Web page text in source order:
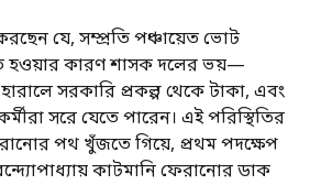
যে, সম্প্রতি পঞ্চায়েত ভোট
হওয়ার কারণ শাসক দলের ভয়—
সরকারি প্রকল্প থেকে টাকা, এবং
সরে যেতে পারেন। এই পরিস্থিতির
পথ খুঁজতে গিয়ে, প্রথম পদক্ষেপ
কাটমানি ফেরানোর ডাক